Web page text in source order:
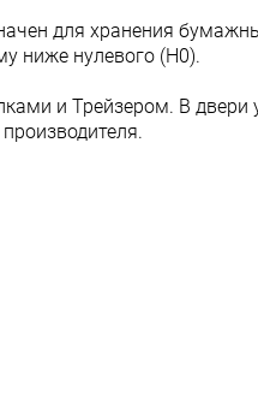
для хранения
ниже нулевого (Н0).
и Трейзером. В